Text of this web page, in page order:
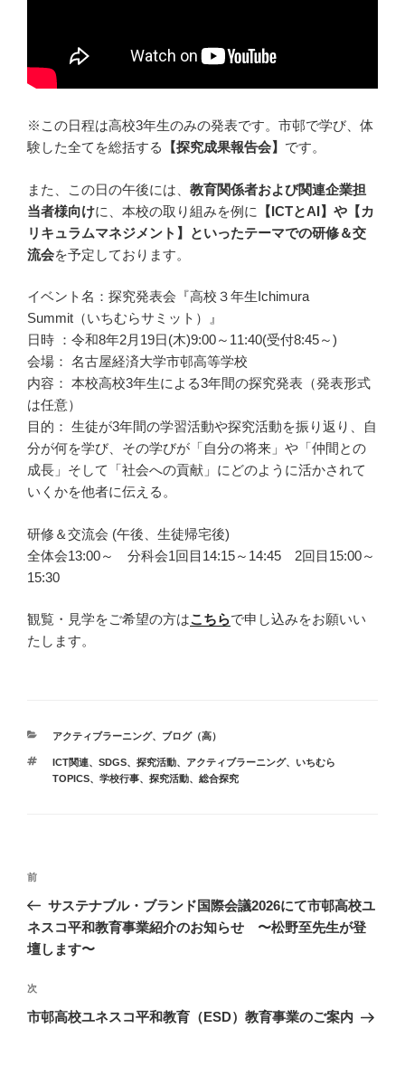
※この日程は高校3年生のみの発表です。市邨で学び、体
験した全てを総括する
【探究成果報告会】 です。
また、この日の午後には、 教育関係者および関連企業担
当者様向けに、本校の取り組みを例に
【ICTとAI】や【カ
リキュラムマネジメント】といったテーマでの研修＆交
流会を予定しております。
イベント名：探究発表会『高校３年生Ichimura
Summit（いちむらサミット）』
⽇時 ：令和8年2⽉19⽇(木)9:00～11:40(受付8:45～)
会場： 名古屋経済⼤学市邨⾼等学校
内容： 本校高校3年生による3年間の探究発表（発表形式
は任意）
⽬的： ⽣徒が3年間の学習活動や探究活動を振り返り、⾃
分が何を学び、その学びが「⾃分の将来」や「仲間との
成⻑」そして「社会への貢献」にどのように活かされて
いくかを他者に伝える。
研修＆交流会 (午後、生徒帰宅後)
全体会13:00～ 分科会1回目14:15～14:45 2回目15:00～
15:30
観覧・見学をご希望の方はこちらで申し込みをお願いい
たします。
カ
ゴ
リ
アクティブラーニング、 ブログ（高）
タ
グ
ICT関連、SDGS、探究活動、アクティブラーニング、
いちむら
TOPICS、 学校行事、 探究活動、 総合探究
投
ナ
ビ
ー
シ
前
の
投
稿
前
サステナブル・ブランド国際会議2026にて市邨高校ユ
ネスコ平和教育事業紹介のお知らせ 〜松野至先生が登
壇します〜
次
の
次
市邨高校ユネスコ平和教育（ESD）教育事業のご案内